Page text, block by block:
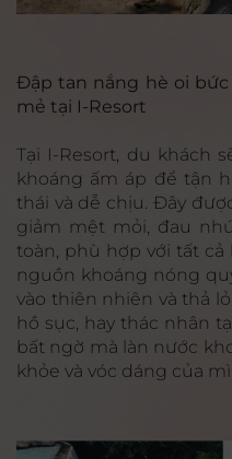
Đập tan nắng hè oi
mẻ tại I-Resort
Tại I-Resort, du khách
khoáng ấm áp để tận
thái và dễ chịu. Đây
giảm mệt mỏi, đau
toàn, phù hợp với tất cả
nguồn khoáng nóng
vào thiên nhiên và thả
hồ sục, hay thác nhân
bất ngờ mà làn nước
khỏe và vóc dáng của